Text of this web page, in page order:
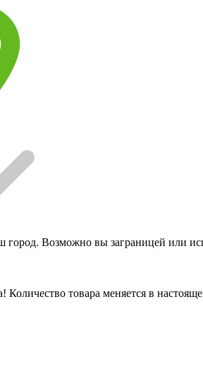
город. Возможно вы заграницей или
Количество товара меняется в